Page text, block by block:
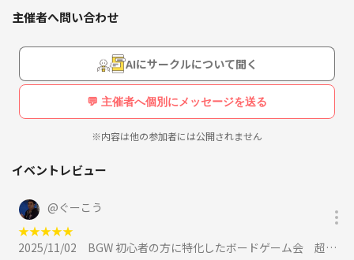
忘れていたあの頃の楽しさ
「これをもっと他の人とも共有できたら
もっと楽しいだろうなぁ〜」
そのような場を提供させて
頂くことになりました。
初心者の方に特化した
なおかつ人気の面白いもの
をたくさんご用意しています。
説明はていねいにわかるまで
主催者へ問い合わせ
AIにサークルについて聞く
💬 主催者へ個別にメッセージを送る
※内容は他の参加者には公開されません
イベントレビュー
@ぐーこう
★★★★★
2025/11/02
BGW 初心者の方に特化したボードゲーム会 超早割500円に参加